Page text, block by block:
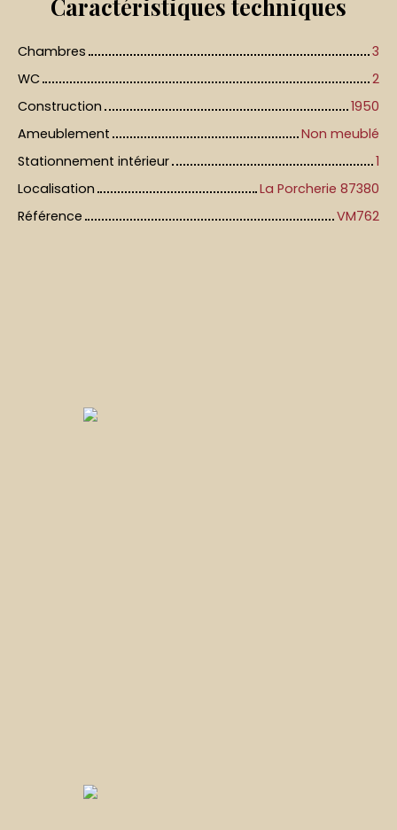
Caractéristiques techniques
Chambres
3
WC
2
Construction
1950
Ameublement
Non meublé
Stationnement intérieur
1
Localisation
La Porcherie 87380
Référence
VM762